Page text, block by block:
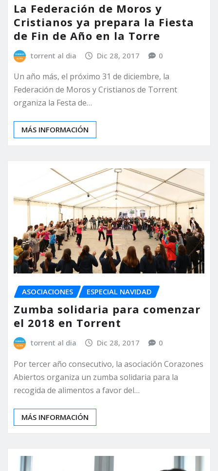
La Federación de Moros y
Cristianos ya prepara la Fiesta
de Fin de Año en la Torre
torrent al dia Dic 28, 2017 0
Un año más, el próximo 31 de diciembre, la
Federación de Moros y Cristianos de Torrent
organiza la Festa de…
MÁS INFORMACIÓN
ASOCIACIONES ESPECIAL NAVIDAD
Zumba solidaria para comenzar
el 2018 en Torrent
torrent al dia Dic 28, 2017 0
Por tercer año consecutivo, la asociación Corazones
Abiertos organiza un zumba solidaria para la
recogida de alimentos a favor del…
MÁS INFORMACIÓN